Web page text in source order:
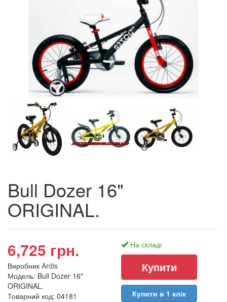
Bull Dozer 16"
ORIGINAL.
6,725 грн.
Виробник Ardis
Модель: Bull Dozer 16"
ORIGINAL.
Товарний код: 04181
На складі
Купити в 1 клік